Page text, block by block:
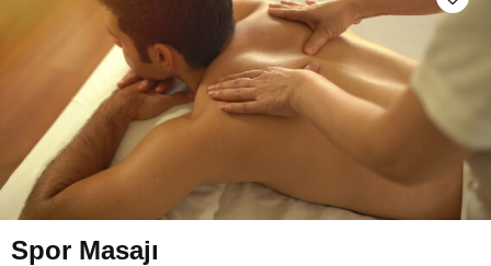
Spor Masajı